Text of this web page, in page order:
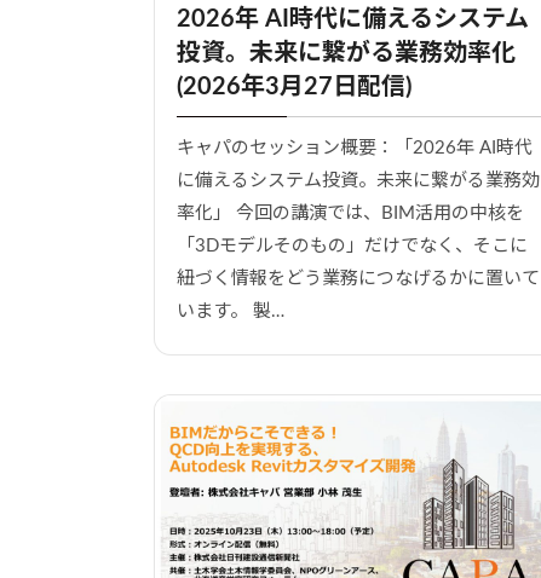
2026年 AI時代に備えるシステム
投資。未来に繋がる業務効率化
(2026年3月27日配信)
キャパのセッション概要：「2026年 AI時代
に備えるシステム投資。未来に繋がる業務効
率化」 今回の講演では、BIM活用の中核を
「3Dモデルそのもの」だけでなく、そこに
紐づく情報をどう業務につなげるかに置いて
います。 製…